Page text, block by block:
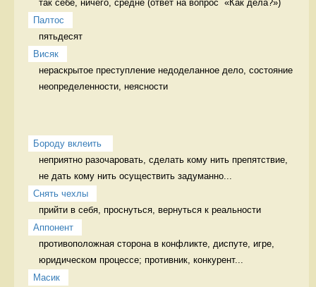
так себе, ничего, средне (ответ на вопрос  «Как дела?»)
Палтос
пятьдесят
Висяк
нераскрытое преступление недоделанное дело, состояние
неопределенности, неясности
Бороду вклеить
неприятно разочаровать, сделать кому нить препятствие,
не дать кому нить осуществить задуманно...
Снять чехлы
прийти в себя, проснуться, вернуться к реальности
Аппонент
противоположная сторона в конфликте, диспуте, игре,
юридическом процессе; противник, конкурент...
Масик